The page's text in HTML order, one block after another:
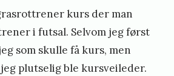
kurs der man
i futsal. Selvom jeg først
som skulle få kurs, men
plutselig ble kursveileder.